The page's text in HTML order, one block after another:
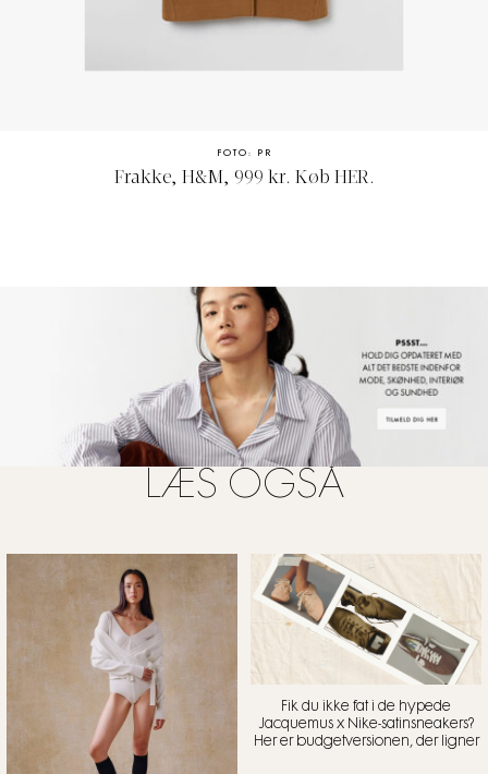
FOTO: PR
Frakke, H&M, 999 kr. Køb HER.
LÆS OGSÅ
Fik du ikke fat i de hypede
Jacquemus x Nike-satinsneakers?
Her er budgetversionen, der ligner